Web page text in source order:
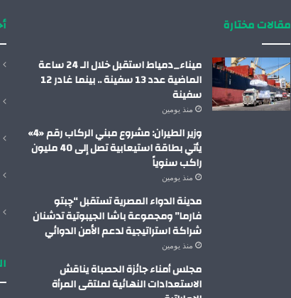
مقالات مختارة
ميناء_دمياط استقبل خلال الـ 24 ساعة
الماضية عدد 13 سفينة .. بينما غادر 12
سفينة
منذ يومين
وزير الطيران: مشروع مبني الركاب رقم «4»
يأتي بطاقة استيعابية تصل إلى 40 مليون
راكب سنوياً
منذ يومين
مدينة الدواء المصرية تستقبل “چبتو
فارما” ومجموعة باشا الجيبوتية تدشنان
شراكة استراتيجية لدعم الأمن الدوائي
منذ يومين
مجلس أمناء جائزة الحصباة يناقش
الاستعدادات النهائية لملتقى المرأة